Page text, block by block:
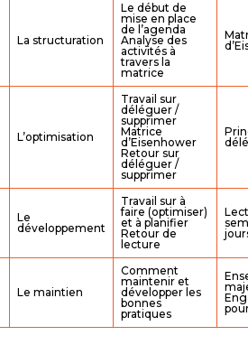
La structuration
Le début de
mise en place
de l’agenda
Analyse des
activités à
travers la
matrice
L’optimisation
Travail sur
déléguer /
supprimer
Matrice
d’Eisenhower
Retour sur
déléguer /
supprimer
Le
développement
Travail sur à
faire (optimiser)
et à planifier
Retour de
lecture
Le maintien
Comment
maintenir et
développer les
bonnes
pratiques